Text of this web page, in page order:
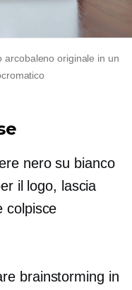
arcobaleno originale in un
nero su bianco
il logo, lascia
colpisce
brainstorming in